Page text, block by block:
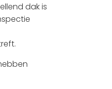
dak is